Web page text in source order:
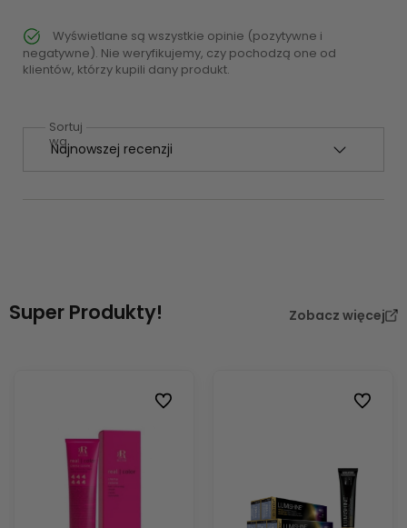
Wyświetlane są wszystkie opinie (pozytywne i
negatywne). Nie weryfikujemy, czy pochodzą one od
klientów, którzy kupili dany produkt.
Sortuj
wg
Super Produkty! Zobacz więcej
Do ulubionych Do